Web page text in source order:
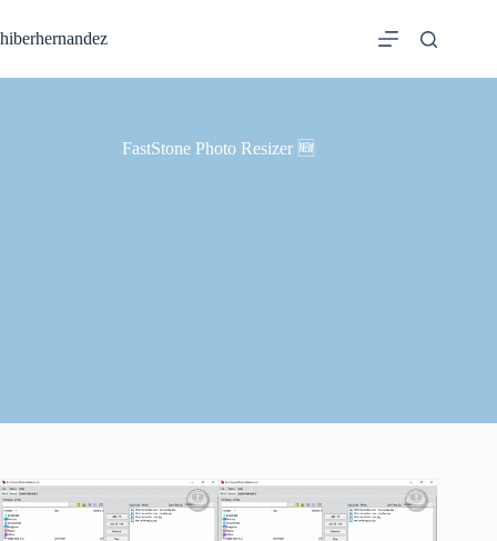
al
contenido
hiberhernandez
FastStone Photo Resizer 🆕